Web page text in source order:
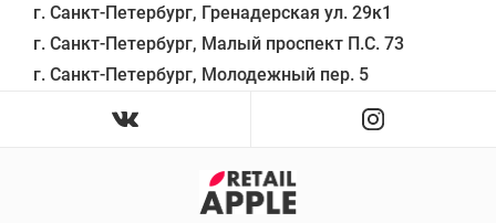
г. Санкт-Петербург, Гренадерская ул. 29к1
г. Санкт-Петербург, Малый проспект П.С. 73